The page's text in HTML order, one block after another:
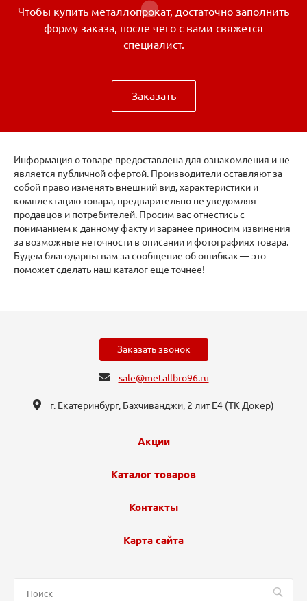
Чтобы купить металлопрокат, достаточно заполнить
форму заказа, после чего с вами свяжется
специалист.
Заказать
Информация о товаре предоставлена для ознакомления и не
является публичной офертой. Производители оставляют за
собой право изменять внешний вид, характеристики и
комплектацию товара, предварительно не уведомляя
продавцов и потребителей. Просим вас отнестись с
пониманием к данному факту и заранее приносим извинения
за возможные неточности в описании и фотографиях товара.
Будем благодарны вам за сообщение об ошибках — это
поможет сделать наш каталог еще точнее!
Заказать звонок
sale@metallbro96.ru
г. Екатеринбург, ​Бахчиванджи, 2 лит Е4 (ТК Докер​)
Акции
Каталог товаров
Контакты
Карта сайта